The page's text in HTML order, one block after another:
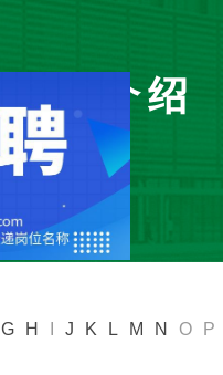
科室介绍
G H J K L M N O P